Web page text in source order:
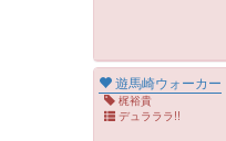
遊馬崎ウォーカー
梶裕貴
デュラララ!!